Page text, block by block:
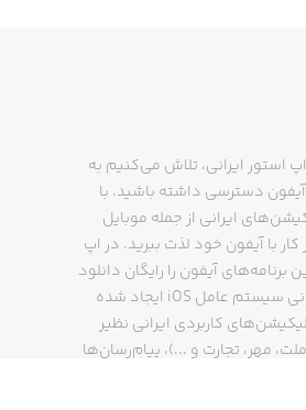
استور ایرانی، تلاش می‌کنیم به
دسترسی داشته باشید. با
ایرانی از جمله موبایل
با آیفون خود لذت ببرید. در اپ
آیفون را رایگان دانلود
کنید و از مشکلاتی که برای کاربران ایرانی سیستم عامل iOS ایجاد شده
کاربردی ایرانی نظیر
مهر، تجارت و ...)، پیام‌رسان‌ها